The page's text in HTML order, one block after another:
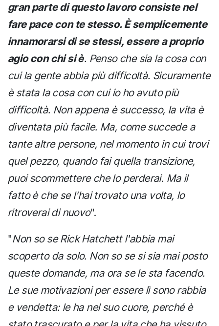
gran parte di questo lavoro consiste nel
fare pace con te stesso. È semplicemente
innamorarsi di se stessi, essere a proprio
agio con chi si è. Penso che sia la cosa con
cui la gente abbia più difficoltà. Sicuramente
è stata la cosa con cui io ho avuto più
difficoltà. Non appena è successo, la vita è
diventata più facile. Ma, come succede a
tante altre persone, nel momento in cui trovi
quel pezzo, quando fai quella transizione,
puoi scommettere che lo perderai. Ma il
fatto è che se l'hai trovato una volta, lo
ritroverai di nuovo".
"Non so se Rick Hatchett l'abbia mai
scoperto da solo. Non so se si sia mai posto
queste domande, ma ora se le sta facendo.
Le sue motivazioni per essere lì sono rabbia
e vendetta: le ha nel suo cuore, perché è